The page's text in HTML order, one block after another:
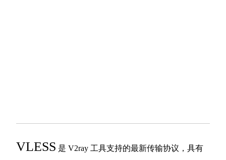
VLESS 是 V2ray 工具支持的最新传输协议，具有